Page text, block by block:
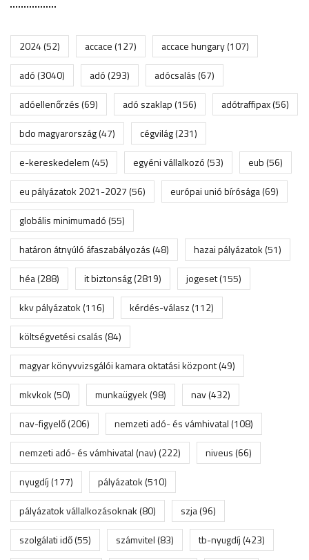
2024(52) accace(127) accace hungary(107)
adó(3040) adó(293) adócsalás(67)
adóellenőrzés(69) adó szaklap(156) adótraffipax(56)
bdo magyarország(47) cégvilág(231)
e-kereskedelem(45) egyéni vállalkozó(53) eub(56)
eu pályázatok 2021-2027(56) európai unió bírósága(69)
globális minimumadó(55)
határon átnyúló áfaszabályozás(48) hazai pályázatok(51)
héa(288) it biztonság(2819) jogeset(155)
kkv pályázatok(116) kérdés-válasz(112)
költségvetési csalás(84)
magyar könyvvizsgálói kamara oktatási központ(49)
mkvkok(50) munkaügyek(98) nav(432)
nav-figyelő(206) nemzeti adó- és vámhivatal(108)
nemzeti adó- és vámhivatal (nav)(222) niveus(66)
nyugdíj(177) pályázatok(510)
pályázatok vállalkozásoknak(80) szja(96)
szolgálati idő(55) számvitel(83) tb-nyugdíj(423)